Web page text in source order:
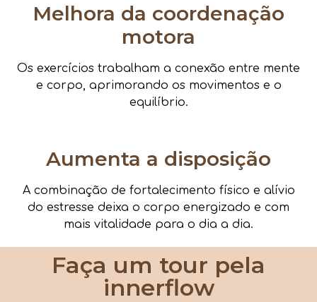
Melhora da coordenação
motora
Os exercícios trabalham a conexão entre mente
e corpo, aprimorando os movimentos e o
equilíbrio.
Aumenta a disposição
A combinação de fortalecimento físico e alívio
do estresse deixa o corpo energizado e com
mais vitalidade para o dia a dia.
Faça um tour pela
innerflow